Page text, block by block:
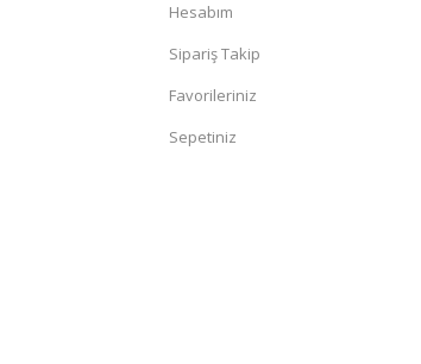
Hesabım
Sipariş Takip
Favorileriniz
Sepetiniz